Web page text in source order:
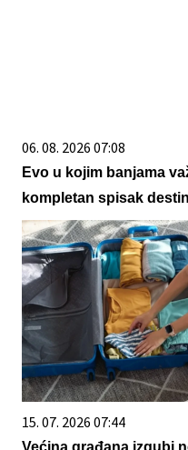
06. 08. 2026 07:08
Evo u kojim banjama
kompletan spisak
15. 07. 2026 07:44
Većina građana izgubi